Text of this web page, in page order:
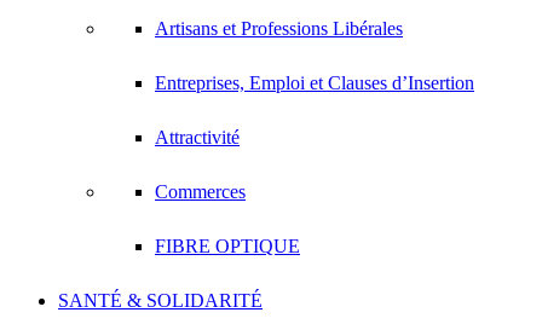
Artisans et Professions Libérales
Entreprises, Emploi et Clauses d’Insertion
Attractivité
Commerces
FIBRE OPTIQUE
SANTÉ & SOLIDARITÉ